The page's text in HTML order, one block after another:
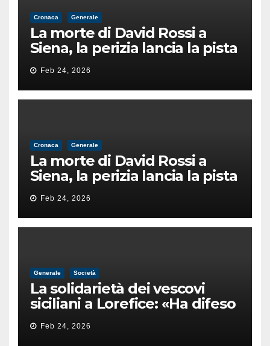
Cronaca Generale
La morte di David Rossi a
Siena, la perizia lancia la pista
di un’intimidazione finita
male
Feb 24, 2026
Cronaca Generale
La morte di David Rossi a
Siena, la perizia lancia la pista
di un’intimidazione finita
male
Feb 24, 2026
Generale Società
La solidarietà dei vescovi
siciliani a Lorefice: «Ha difeso
il valore e la dignità
dell’umanità»
Feb 24, 2026